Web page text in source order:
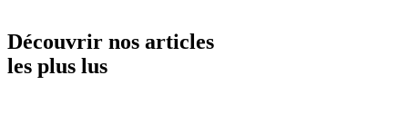
Découvrir nos articles
les plus lus